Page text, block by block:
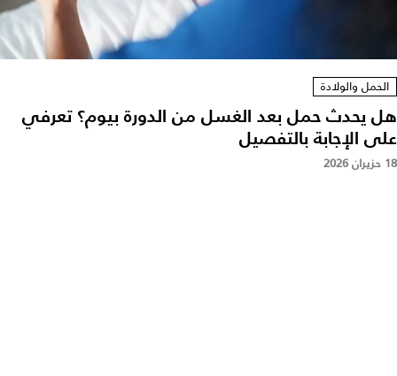
الحمل والولادة
هل يحدث حمل بعد الغسل من الدورة بيوم؟ تعرفي
على الإجابة بالتفصيل
18 حزيران 2026